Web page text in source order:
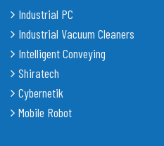
Industrial PC
Industrial Vacuum Cleaners
Intelligent Conveying
Shiratech
Cybernetik
Mobile Robot